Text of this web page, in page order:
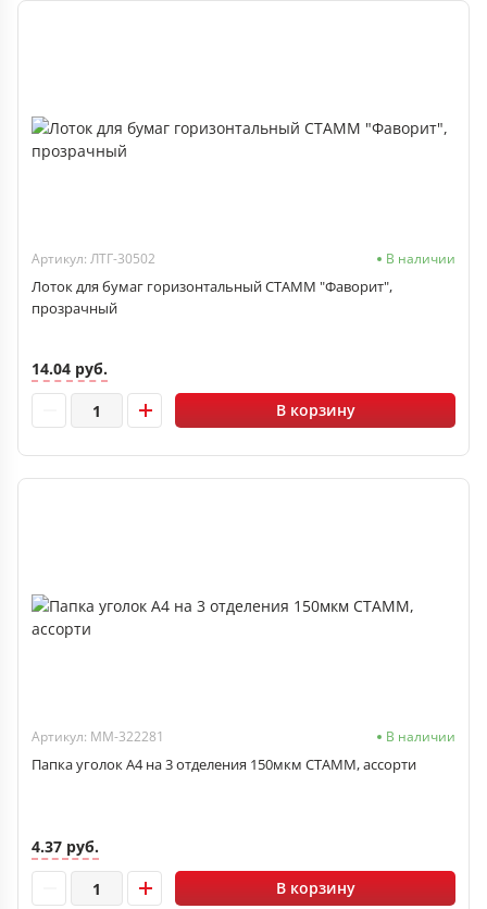
Артикул: ЛТГ-30502 В наличии
Лоток для бумаг горизонтальный СТАММ "Фаворит",
прозрачный
14.04 руб.
В корзину
Артикул: ММ-322281 В наличии
Папка уголок А4 на 3 отделения 150мкм СТАММ, ассорти
4.37 руб.
В корзину